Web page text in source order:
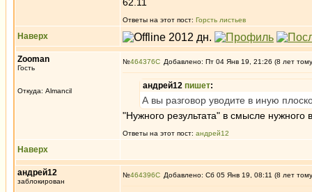
Ответы на этот пост: Горсть листьев
Наверх
Zooman
Гость
Откуда: Almancil
№464376 Добавлено: Пт 04 Янв 19, 21:26 (8 лет
андрей12 пишет:
А вы разговор уводите в иную
"Нужного результата" в смысле
Ответы на этот пост: андрей12
Наверх
андрей12
заблокирован
№464396 Добавлено: Сб 05 Янв 19, 08:11 (8 лет